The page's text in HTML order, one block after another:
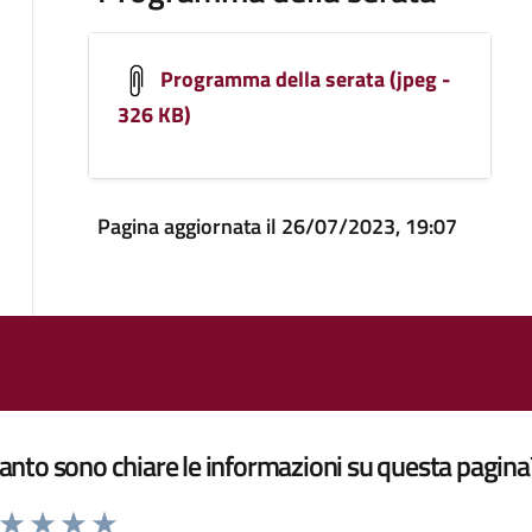
Programma della serata (jpeg -
326 KB)
Pagina aggiornata il 26/07/2023, 19:07
sono chiare le informazioni su questa
da 1 a 5 stelle la pagina